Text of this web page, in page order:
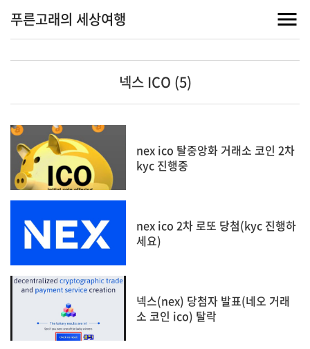
푸른고래의 세상여행
넥스 ICO (5)
nex ico 탈중앙화 거래소 코인 2차
kyc 진행중
nex ico 2차 로또 당첨(kyc 진행하
세요)
넥스(nex) 당첨자 발표(네오 거래
소 코인 ico) 탈락